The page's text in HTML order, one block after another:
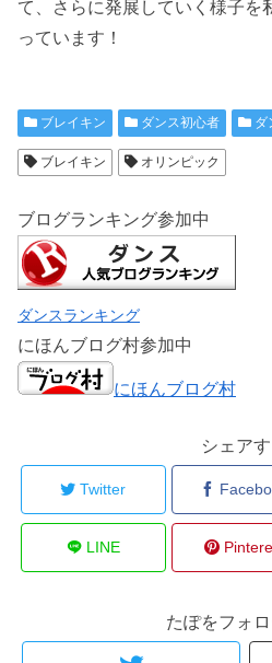
て、さらに発展していく様子を
っています！
ブレイキン ダンス初心者 ダ
ブレイキン オリンピック
ブログランキング参加中
ダンスランキング
にほんブログ村参加中
にほんブログ村
シェア
Twitter
LINE
たぽをフォ